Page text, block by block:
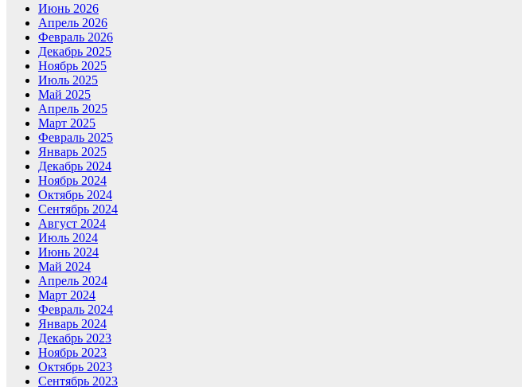
Июнь 2026
Апрель 2026
Февраль 2026
Декабрь 2025
Ноябрь 2025
Июль 2025
Май 2025
Апрель 2025
Март 2025
Февраль 2025
Январь 2025
Декабрь 2024
Ноябрь 2024
Октябрь 2024
Сентябрь 2024
Август 2024
Июль 2024
Июнь 2024
Май 2024
Апрель 2024
Март 2024
Февраль 2024
Январь 2024
Декабрь 2023
Ноябрь 2023
Октябрь 2023
Сентябрь 2023